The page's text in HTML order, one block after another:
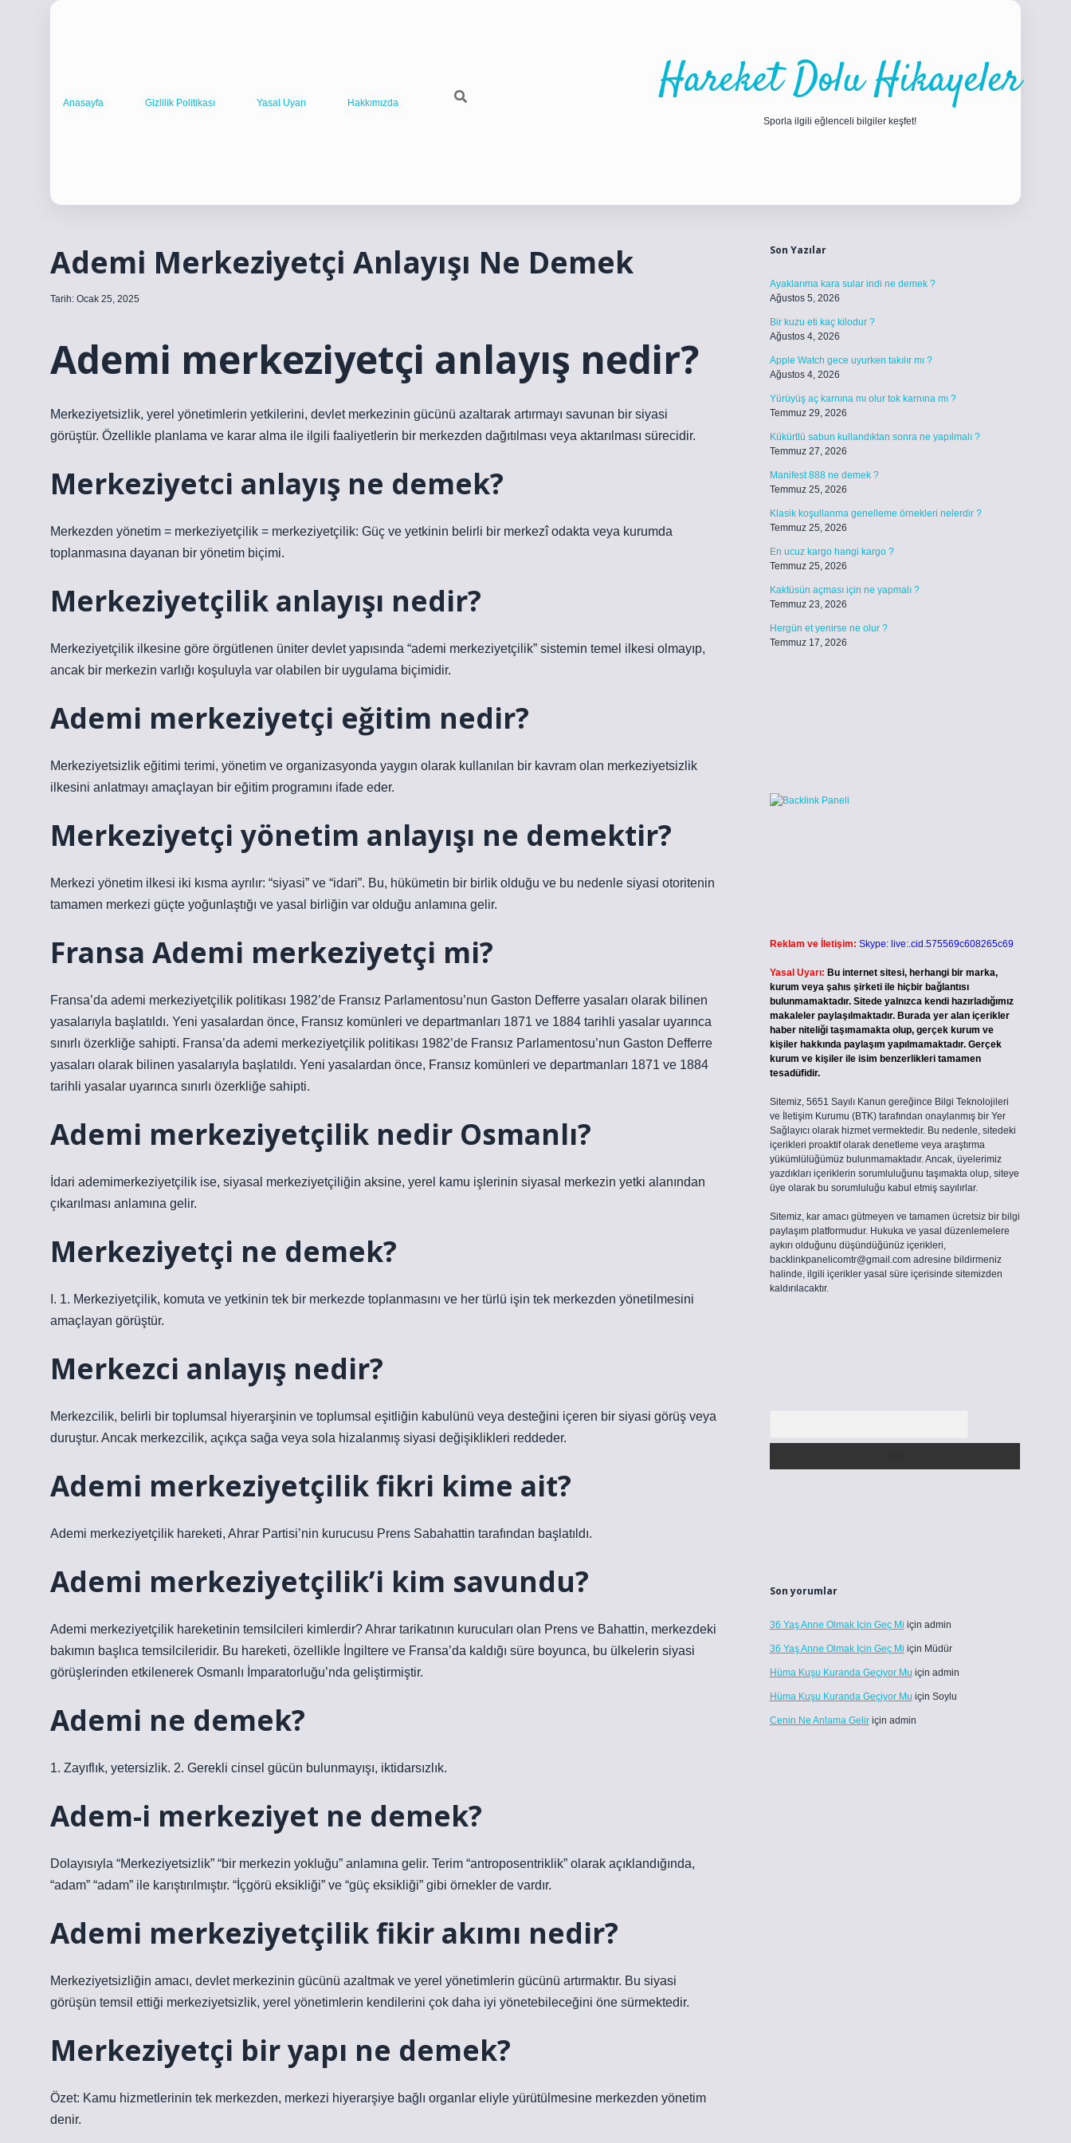
Anasayfa Gizlilik Politikası Yasal Uyarı Hakkımızda Hareket Dolu Hikayeler
Sporla ilgili eğlenceli bilgiler keşfet!
Ademi Merkeziyetçi Anlayışı Ne Demek
Tarih: Ocak 25, 2025
Ademi merkeziyetçi anlayış nedir?
Merkeziyetsizlik, yerel yönetimlerin yetkilerini, devlet merkezinin gücünü azaltarak artırmayı savunan bir siyasi
görüştür. Özellikle planlama ve karar alma ile ilgili faaliyetlerin bir merkezden dağıtılması veya aktarılması sürecidir.
Merkeziyetci anlayış ne demek?
Merkezden yönetim = merkeziyetçilik = merkeziyetçilik: Güç ve yetkinin belirli bir merkezî odakta veya kurumda
toplanmasına dayanan bir yönetim biçimi.
Merkeziyetçilik anlayışı nedir?
Merkeziyetçilik ilkesine göre örgütlenen üniter devlet yapısında “ademi merkeziyetçilik” sistemin temel ilkesi olmayıp,
ancak bir merkezin varlığı koşuluyla var olabilen bir uygulama biçimidir.
Ademi merkeziyetçi eğitim nedir?
Merkeziyetsizlik eğitimi terimi, yönetim ve organizasyonda yaygın olarak kullanılan bir kavram olan merkeziyetsizlik
ilkesini anlatmayı amaçlayan bir eğitim programını ifade eder.
Merkeziyetçi yönetim anlayışı ne demektir?
Merkezi yönetim ilkesi iki kısma ayrılır: “siyasi” ve “idari”. Bu, hükümetin bir birlik olduğu ve bu nedenle siyasi otoritenin
tamamen merkezi güçte yoğunlaştığı ve yasal birliğin var olduğu anlamına gelir.
Fransa Ademi merkeziyetçi mi?
Fransa’da ademi merkeziyetçilik politikası 1982’de Fransız Parlamentosu’nun Gaston Defferre yasaları olarak bilinen
yasalarıyla başlatıldı. Yeni yasalardan önce, Fransız komünleri ve departmanları 1871 ve 1884 tarihli yasalar uyarınca
sınırlı özerkliğe sahipti. Fransa’da ademi merkeziyetçilik politikası 1982’de Fransız Parlamentosu’nun Gaston Defferre
yasaları olarak bilinen yasalarıyla başlatıldı. Yeni yasalardan önce, Fransız komünleri ve departmanları 1871 ve 1884
tarihli yasalar uyarınca sınırlı özerkliğe sahipti.
Ademi merkeziyetçilik nedir Osmanlı?
İdari ademimerkeziyetçilik ise, siyasal merkeziyetçiliğin aksine, yerel kamu işlerinin siyasal merkezin yetki alanından
çıkarılması anlamına gelir.
Merkeziyetçi ne demek?
I. 1. Merkeziyetçilik, komuta ve yetkinin tek bir merkezde toplanmasını ve her türlü işin tek merkezden yönetilmesini
amaçlayan görüştür.
Merkezci anlayış nedir?
Merkezcilik, belirli bir toplumsal hiyerarşinin ve toplumsal eşitliğin kabulünü veya desteğini içeren bir siyasi görüş veya
duruştur. Ancak merkezcilik, açıkça sağa veya sola hizalanmış siyasi değişiklikleri reddeder.
Ademi merkeziyetçilik fikri kime ait?
Ademi merkeziyetçilik hareketi, Ahrar Partisi’nin kurucusu Prens Sabahattin tarafından başlatıldı.
Ademi merkeziyetçilik’i kim savundu?
Ademi merkeziyetçilik hareketinin temsilcileri kimlerdir? Ahrar tarikatının kurucuları olan Prens ve Bahattin, merkezdeki
bakımın başlıca temsilcileridir. Bu hareketi, özellikle İngiltere ve Fransa’da kaldığı süre boyunca, bu ülkelerin siyasi
görüşlerinden etkilenerek Osmanlı İmparatorluğu’nda geliştirmiştir.
Ademi ne demek?
1. Zayıflık, yetersizlik. 2. Gerekli cinsel gücün bulunmayışı, iktidarsızlık.
Adem-i merkeziyet ne demek?
Dolayısıyla “Merkeziyetsizlik” “bir merkezin yokluğu” anlamına gelir. Terim “antroposentriklik” olarak açıklandığında,
“adam” “adam” ile karıştırılmıştır. “İçgörü eksikliği” ve “güç eksikliği” gibi örnekler de vardır.
Ademi merkeziyetçilik fikir akımı nedir?
Merkeziyetsizliğin amacı, devlet merkezinin gücünü azaltmak ve yerel yönetimlerin gücünü artırmaktır. Bu siyasi
görüşün temsil ettiği merkeziyetsizlik, yerel yönetimlerin kendilerini çok daha iyi yönetebileceğini öne sürmektedir.
Merkeziyetçi bir yapı ne demek?
Özet: Kamu hizmetlerinin tek merkezden, merkezi hiyerarşiye bağlı organlar eliyle yürütülmesine merkezden yönetim
denir.
Son Yazılar
Ayaklarıma kara sular indi ne demek ?
Ağustos 5, 2026
Bir kuzu eti kaç kilodur ?
Ağustos 4, 2026
Apple Watch gece uyurken takılır mı ?
Ağustos 4, 2026
Yürüyüş aç karnına mı olur tok karnına mı ?
Temmuz 29, 2026
Kükürtlü sabun kullandıktan sonra ne yapılmalı ?
Temmuz 27, 2026
Manifest 888 ne demek ?
Temmuz 25, 2026
Klasik koşullanma genelleme örnekleri nelerdir ?
Temmuz 25, 2026
En ucuz kargo hangi kargo ?
Temmuz 25, 2026
Kaktüsün açması için ne yapmalı ?
Temmuz 23, 2026
Hergün et yenirse ne olur ?
Temmuz 17, 2026
Reklam ve İletişim: Skype: live:.cid.575569c608265c69
Yasal Uyarı: Bu internet sitesi, herhangi bir marka,
kurum veya şahıs şirketi ile hiçbir bağlantısı
bulunmamaktadır. Sitede yalnızca kendi hazırladığımız
makaleler paylaşılmaktadır. Burada yer alan içerikler
haber niteliği taşımamakta olup, gerçek kurum ve
kişiler hakkında paylaşım yapılmamaktadır. Gerçek
kurum ve kişiler ile isim benzerlikleri tamamen
tesadüfidir.
Sitemiz, 5651 Sayılı Kanun gereğince Bilgi Teknolojileri
ve İletişim Kurumu (BTK) tarafından onaylanmış bir Yer
Sağlayıcı olarak hizmet vermektedir. Bu nedenle, sitedeki
içerikleri proaktif olarak denetleme veya araştırma
yükümlülüğümüz bulunmamaktadır. Ancak, üyelerimiz
yazdıkları içeriklerin sorumluluğunu taşımakta olup, siteye
üye olarak bu sorumluluğu kabul etmiş sayılırlar.
Sitemiz, kar amacı gütmeyen ve tamamen ücretsiz bir bilgi
paylaşım platformudur. Hukuka ve yasal düzenlemelere
aykırı olduğunu düşündüğünüz içerikleri,
backlinkpanelicomtr@gmail.comadresine bildirmeniz
halinde, ilgili içerikler yasal süre içerisinde sitemizden
kaldırılacaktır.
Son yorumlar
36 Yaş Anne Olmak Için Geç Mi için admin
36 Yaş Anne Olmak Için Geç Mi için Müdür
Hüma Kuşu Kuranda Geçiyor Mu için admin
Hüma Kuşu Kuranda Geçiyor Mu için Soylu
Cenin Ne Anlama Geliriçin admin